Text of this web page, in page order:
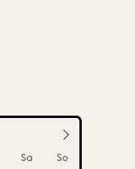
Sa So